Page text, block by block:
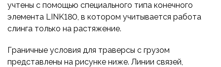
учтены с помощью специального типа конечного
элемента LINK180, в котором учитывается работа
слинга только на растяжение.
Граничные условия для траверсы с грузом
представлены на рисунке ниже. Линии связей,